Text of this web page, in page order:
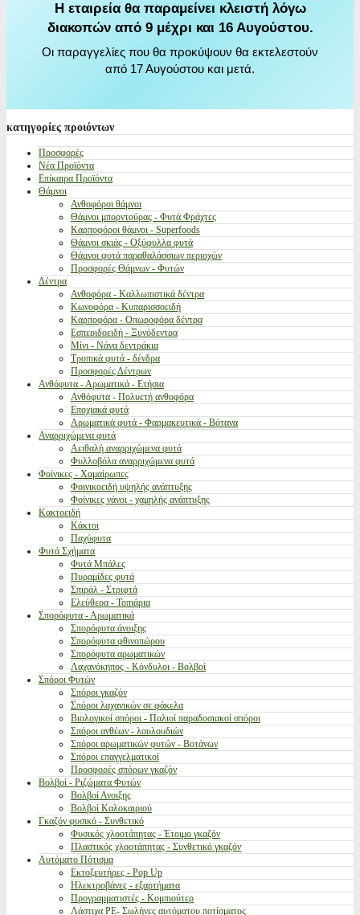
Η εταιρεία θα παραμείνει κλειστή λόγω
διακοπών από 9 μέχρι και 16 Αυγούστου.
Οι παραγγελίες που θα προκύψουν θα εκτελεστούν
από 17 Αυγούστου και μετά.
κατηγορίες προιόντων
Προσφορές
Νέα Προϊόντα
Επίκαιρα Προϊόντα
Θάμνοι
Ανθοφόροι θάμνοι
Θάμνοι μπορντούρας - Φυτά Φράχτες
Καρποφόροι θάμνοι - Superfoods
Θάμνοι σκιάς - Οξύφυλλα φυτά
Θάμνοι φυτά παραθαλάσσιων περιοχών
Προσφορές Θάμνων - Φυτών
Δέντρα
Ανθοφόρα - Καλλωπιστικά δέντρα
Κωνοφόρα - Κυπαρισσοειδή
Καρποφόρα - Οπωροφόρα δέντρα
Εσπεριδοειδή - Ξυνόδεντρα
Μίνι - Νάνα δεντράκια
Τροπικά φυτά - δένδρα
Προσφορές Δέντρων
Ανθόφυτα - Αρωματικά - Ετήσια
Ανθόφυτα - Πολυετή ανθοφόρα
Εποχιακά φυτά
Αρωματικά φυτά - Φαρμακευτικά - Βότανα
Αναρριχώμενα φυτά
Αειθαλή αναρριχώμενα φυτά
Φυλλοβόλα αναρριχώμενα φυτά
Φοίνικες - Χαμαίρωπες
Φοινικοειδή υψηλής ανάπτυξης
Φοίνικες νάνοι - χαμηλής ανάπτυξης
Κακτοειδή
Κάκτοι
Παχύφυτα
Φυτά Σχήματα
Φυτά Μπάλες
Πυραμίδες φυτά
Σπιράλ - Στριφτά
Ελεύθερα - Τοπιάρια
Σπορόφυτα - Αρωματικά
Σπορόφυτα άνοιξης
Σπορόφυτα φθινοπώρου
Σπορόφυτα αρωματικών
Λαχανόκηπος - Κόνδυλοι - Βολβοί
Σπόροι Φυτών
Σπόροι γκαζόν
Σπόροι λαχανικών σε φάκελα
Βιολογικοί σπόροι - Παλιοί παραδοσιακοί σπόροι
Σπόροι ανθέων - λουλουδιών
Σπόροι αρωματικών φυτών - Βοτάνων
Σπόροι επαγγελματικοί
Προσφορές σπόρων γκαζόν
Βολβοί - Ριζώματα Φυτών
Βολβοί Ανοιξης
Βολβοί Καλοκαιριού
Γκαζόν φυσικό - Συνθετικό
Φυσικός χλοοτάπητας - Έτοιμο γκαζόν
Πλαστικός χλοοτάπητας - Συνθετικό γκαζόν
Αυτόματο Πότισμα
Εκτοξευτήρες - Pop Up
Ηλεκτροβάνες - εξαρτήματα
Προγραμματιστές - Κομπιούτερ
Λάστιχα PE- Σωλήνες αυτόματου ποτίσματος